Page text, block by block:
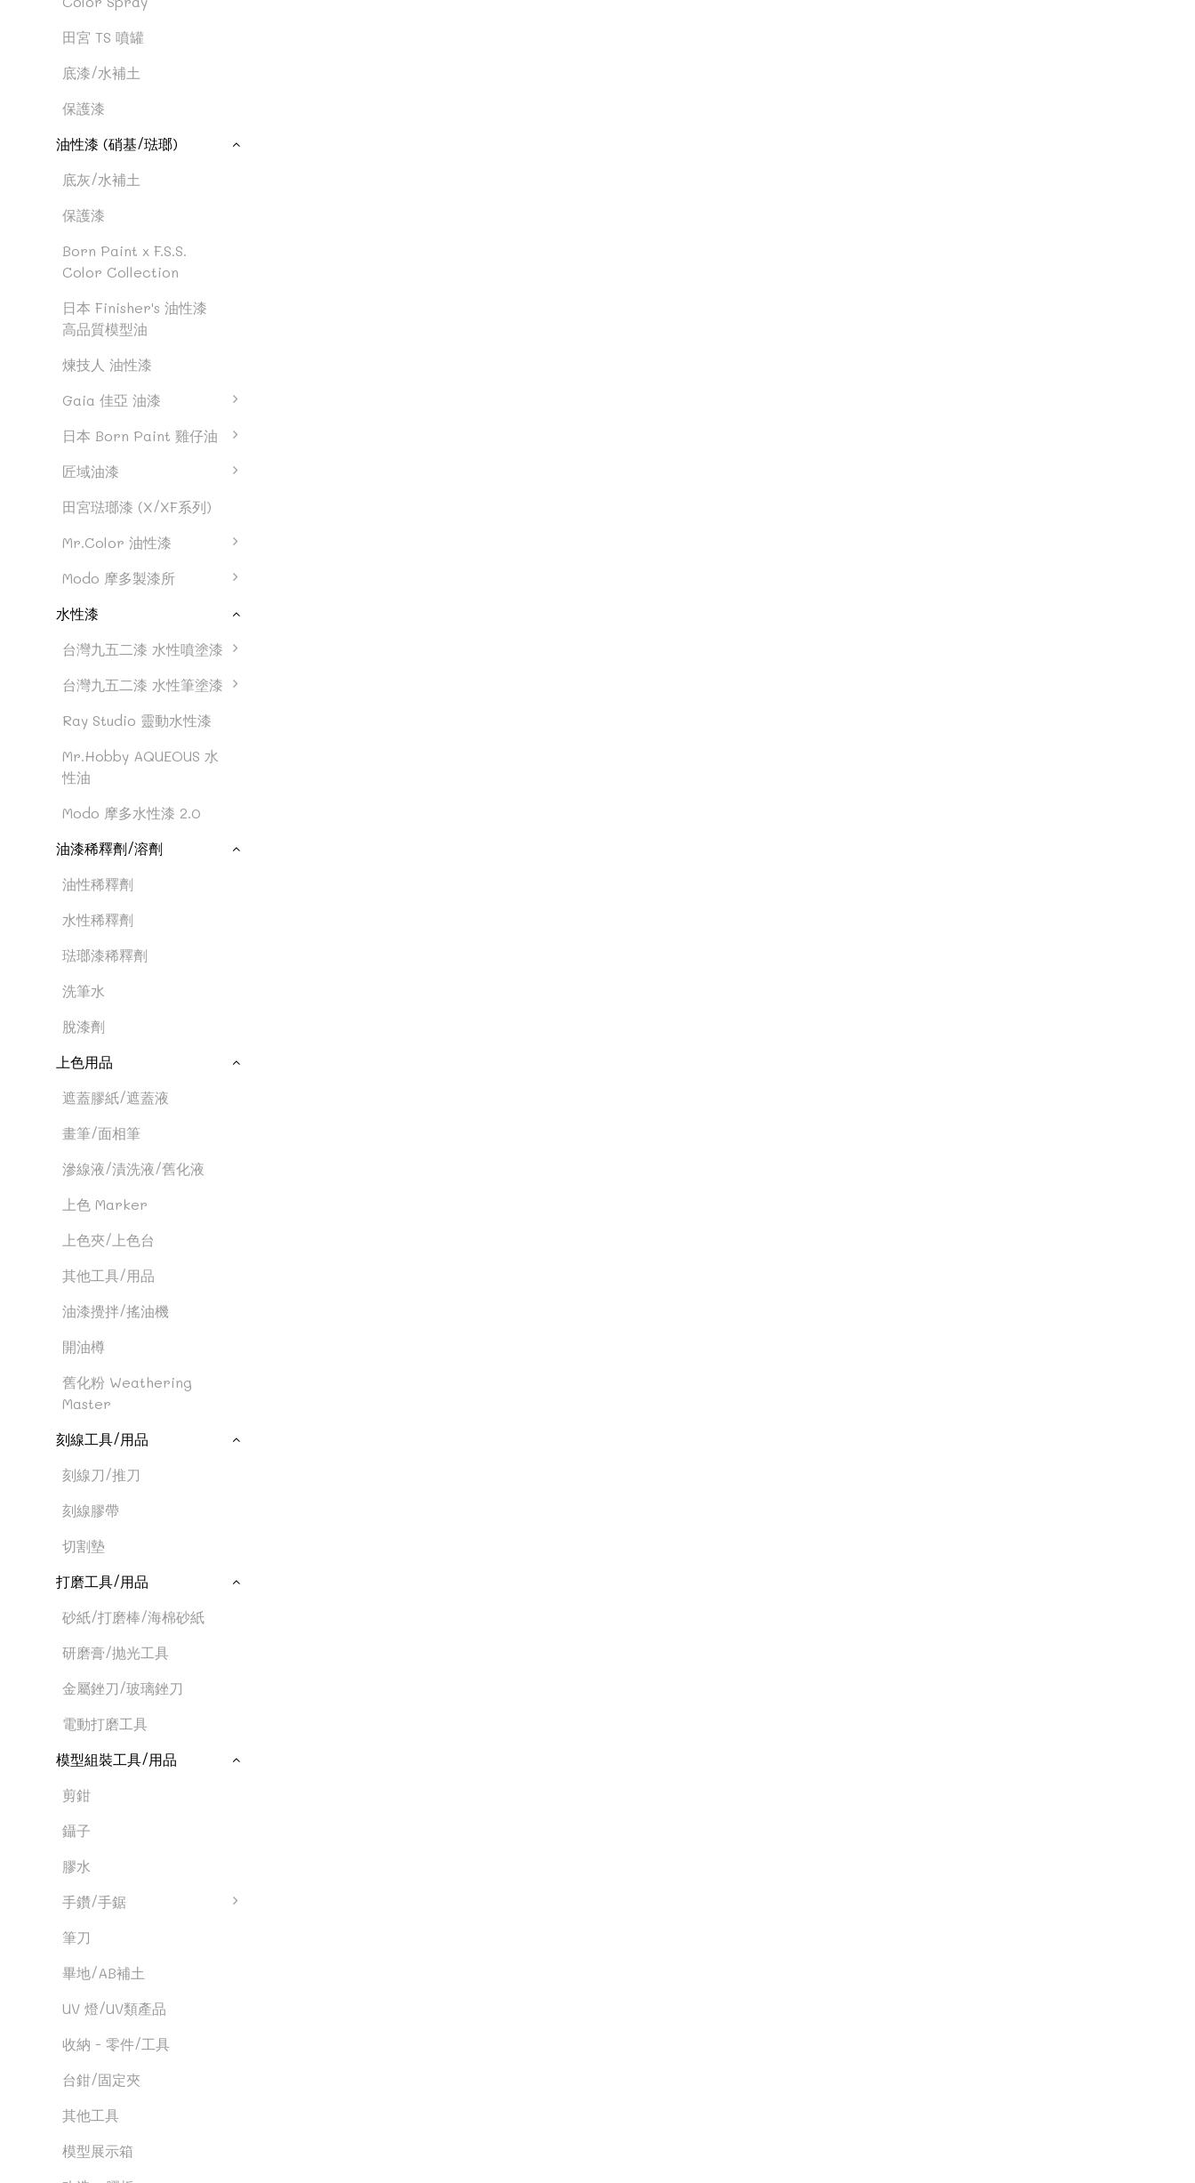
田宮 TS 噴罐
底漆/水補土
保護漆
油性漆 (硝基/琺瑯)
底灰/水補土
保護漆
Born Paint x F.S.S.
Color Collection
日本 Finisher's 油性漆
高品質模型油
煉技人 油性漆
Gaia 佳亞 油漆
日本 Born Paint 雞仔油
匠域油漆
田宮琺瑯漆 (X/XF系列)
Mr.Color 油性漆
Modo 摩多製漆所
水性漆
台灣九五二漆 水性噴塗漆
台灣九五二漆 水性筆塗漆
Ray Studio 靈動水性漆
Mr.Hobby AQUEOUS 水
性油
Modo 摩多水性漆 2.0
油漆稀釋劑/溶劑
油性稀釋劑
水性稀釋劑
琺瑯漆稀釋劑
洗筆水
脫漆劑
上色用品
遮蓋膠紙/遮蓋液
畫筆/面相筆
滲線液/漬洗液/舊化液
上色 Marker
上色夾/上色台
其他工具/用品
油漆攪拌/搖油機
開油樽
舊化粉 Weathering
Master
刻線工具/用品
刻線刀/推刀
刻線膠帶
切割墊
打磨工具/用品
砂紙/打磨棒/海棉砂紙
研磨膏/抛光工具
金屬銼刀/玻璃銼刀
電動打磨工具
模型組裝工具/用品
剪鉗
鑷子
膠水
手鑽/手鋸
筆刀
畢地/AB補土
UV 燈/UV類產品
收納 - 零件/工具
台鉗/固定夾
其他工具
模型展示箱